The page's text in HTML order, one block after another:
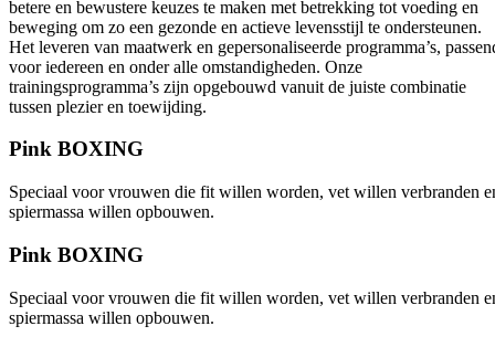
betere en bewustere keuzes te maken met betrekking tot voeding en
beweging om zo een gezonde en actieve levensstijl te ondersteunen.
Het leveren van maatwerk en gepersonaliseerde programma’s,
voor iedereen en onder alle omstandigheden. Onze
trainingsprogramma’s zijn opgebouwd vanuit de juiste combinatie
tussen plezier en toewijding.
Pink BOXING
Speciaal voor vrouwen die fit willen worden, vet willen verbranden
spiermassa willen opbouwen.
Pink BOXING
Speciaal voor vrouwen die fit willen worden, vet willen verbranden
spiermassa willen opbouwen.